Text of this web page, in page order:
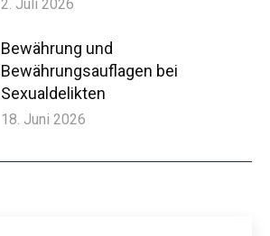
2. Juli 2026
Bewährung und
Bewährungsauflagen bei
Sexualdelikten
18. Juni 2026